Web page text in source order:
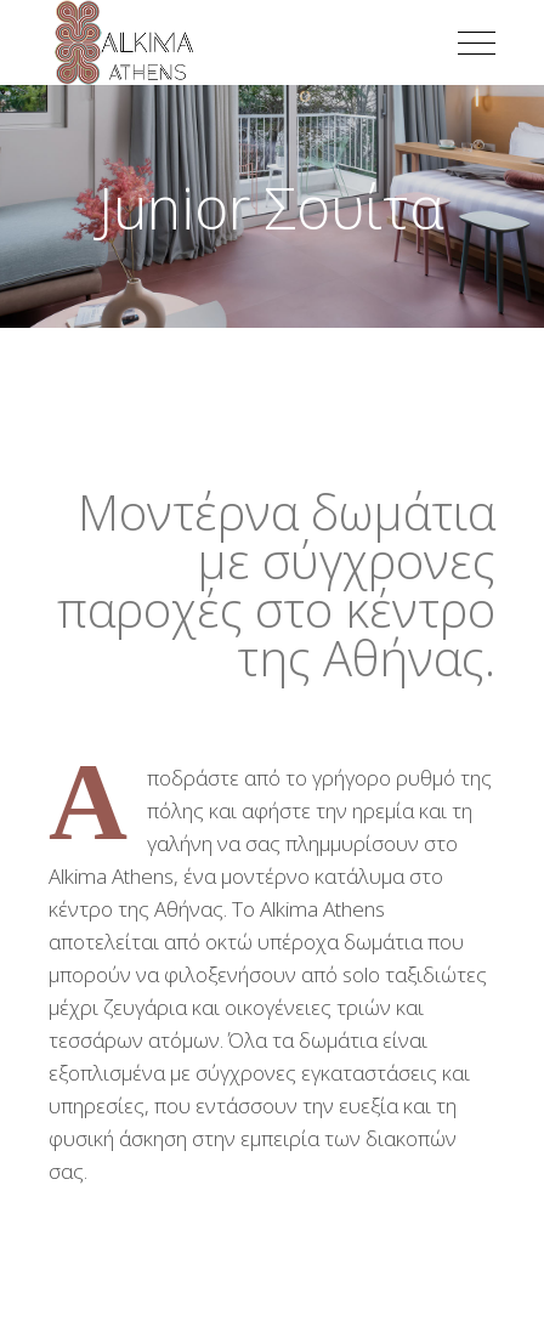
Junior Σουίτα
Μοντέρνα δωμάτια
με σύγχρονες
παροχές στο κέντρο
της Αθήνας.
Α
ποδράστε από το γρήγορο ρυθμό της
πόλης και αφήστε την ηρεμία και τη
γαλήνη να σας πλημμυρίσουν στο
Alkima Athens, ένα μοντέρνο κατάλυμα στο
κέντρο της Αθήνας. Το Alkima Athens
αποτελείται από οκτώ υπέροχα δωμάτια που
μπορούν να φιλοξενήσουν από solo ταξιδιώτες
μέχρι ζευγάρια και οικογένειες τριών και
τεσσάρων ατόμων. Όλα τα δωμάτια είναι
εξοπλισμένα με σύγχρονες εγκαταστάσεις και
υπηρεσίες, που εντάσσουν την ευεξία και τη
φυσική άσκηση στην εμπειρία των διακοπών
σας.